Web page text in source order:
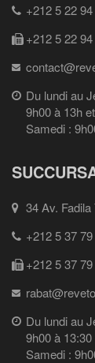
+212 5 22
+212 5 22
Du lundi au
9h00 à 13h
Samedi :
34 Av.
+212 5 37
+212 5 37
Du lundi au
9h00 à
Samedi :